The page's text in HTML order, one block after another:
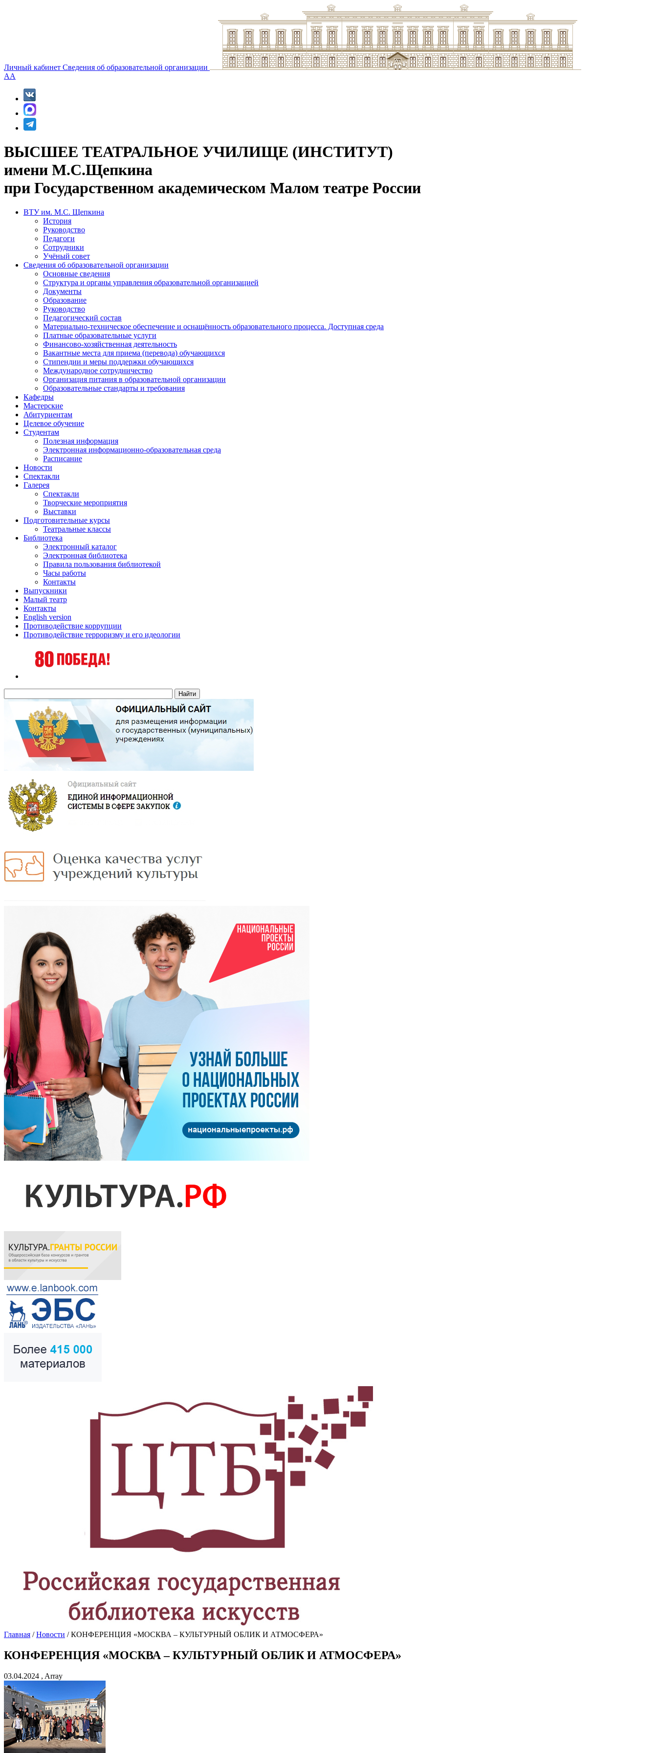
Личный кабинет Сведения об образовательной организации
AA
ВЫСШЕЕ ТЕАТРАЛЬНОЕ УЧИЛИЩЕ (ИНСТИТУТ)
имени М.С.Щепкина
при Государственном академическом Малом театре России
ВТУ им. М.С. Щепкина
История
Руководство
Педагоги
Сотрудники
Учёный совет
Сведения об образовательной организации
Основные сведения
Структура и органы управления образовательной организацией
Документы
Образование
Руководство
Педагогический состав
Материально-техническое обеспечение и оснащённость образовательного процесса. Доступная среда
Платные образовательные услуги
Финансово-хозяйственная деятельность
Вакантные места для приема (перевода) обучающихся
Стипендии и меры поддержки обучающихся
Международное сотрудничество
Организация питания в образовательной организации
Образовательные стандарты и требования
Кафедры
Мастерские
Абитуриентам
Целевое обучение
Студентам
Полезная информация
Электронная информационно-образовательная среда
Расписание
Новости
Спектакли
Галерея
Спектакли
Творческие мероприятия
Выставки
Подготовительные курсы
Театральные классы
Библиотека
Электронный каталог
Электронная библиотека
Правила пользования библиотекой
Часы работы
Контакты
Выпускники
Малый театр
Контакты
English version
Противодействие коррупции
Противодействие терроризму и его идеологии
Главная /Новости / КОНФЕРЕНЦИЯ «МОСКВА – КУЛЬТУРНЫЙ ОБЛИК И АТМОСФЕРА»
КОНФЕРЕНЦИЯ «МОСКВА – КУЛЬТУРНЫЙ ОБЛИК И АТМОСФЕРА»
03.04.2024 , Array